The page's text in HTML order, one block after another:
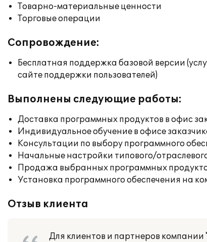
Товарно-материальные ценности
Торговые операции
Сопровождение:
Бесплатная поддержка базовой версии
сайте поддержки пользователей)
Выполнены следующие работы:
Доставка программных продуктов в офис
Индивидуальное обучение в офисе
Консультации по выбору программного
Начальные настройки типового/
Продажа выбранных программных
Установка программного обеспечения на
Отзыв клиента
Для клиентов и партнеров